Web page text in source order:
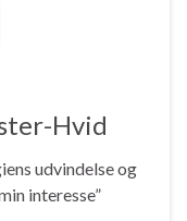
Hvid
udvindelse og
interesse”